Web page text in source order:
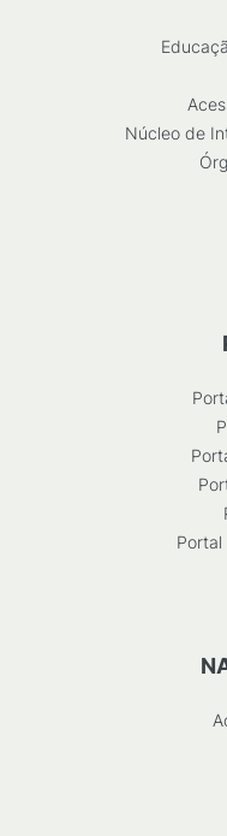
Núcleo de
Portal